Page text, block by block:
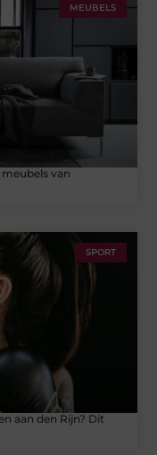
MEUBELS
van
SPORT
aan den Rijn? Dit